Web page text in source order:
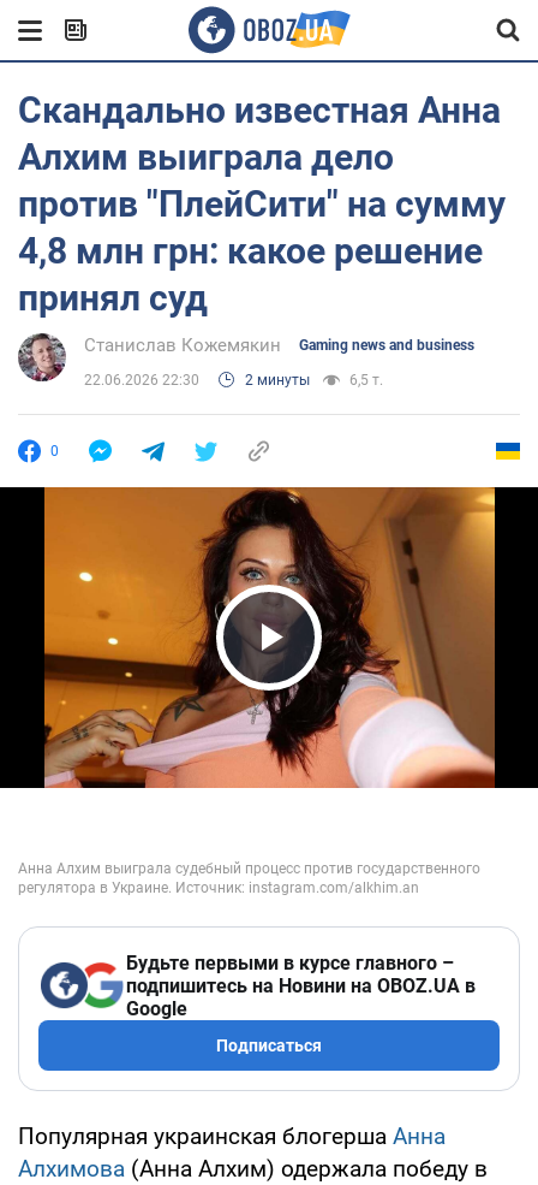
Скандально известная Анна
Алхим выиграла дело
против "ПлейСити" на сумму
4,8 млн грн: какое решение
принял суд
Станислав Кожемякин Gaming news and business
22.06.2026 22:30 2 минуты 6,5 т.
0
Play Video
Будьте первыми в курсе главного –
подпишитесь на Новини на OBOZ.UA в
Google
Подписаться
Популярная украинская блогерша Анна
Алхимова (Анна Алхим) одержала победу в